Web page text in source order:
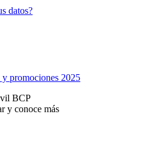
datos?
y promociones 2025
BCP
y conoce más